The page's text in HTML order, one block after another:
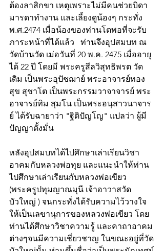
ต้องลาสิกขา เหตุเพราะไม่มีคนช่วยบิดา
มารดาทำงาน และเลี้ยงดูน้องๆ กระทั่ง
พ.ศ.2474 เมื่อน้องของท่านโตพอที่จะรับ
ภาระหน้าที่ได้แล้ว   ท่านจึงอุปสมบท ณ
วัดบ้านวัด เม่อวันที่ 20 พ.ค. 2475 เมื่ออายุ
ได้ 22 ปี โดยมี พระครูสีลวิสุทธิพรต วัด
เดิม เป็นพระอุปัชฌาย์ พระอาจารย์ทอง
สุข สุชาโต เป็นพระกรรมวาจาจารย์ พระ
อาจารย์ทิม สุมโน เป็นพระอนุสาวนาจาร
ย์ ได้รับฉายาว่า "ฐิติปัญโญ" แปลว่า ผู้มี
ปัญญาตั้งมั่น
หลังอุปสมบทได้ไปศึกษาเล่าเรียนวิชา
อาคมกับหลวงพ่อทุย และแนะนำให้ท่าน
ไปศึกษาเล่าเรียนกับหลวงพ่อเขียว
(พระครูปทุมญาณมุนี เจ้าอาวาสวัด
บัวใหญ่ ) จนกระทั่งได้รับความไว้วางใจ
ให้เป็นเลขานุการของหลวงพ่อเขียว โดย
ท่านได้ศึกษาวิชาความรู้ และคาถาอาคม
ต่างๆจนมีความเชี่ยวชาญ ในขณะอยู่ที่วัด